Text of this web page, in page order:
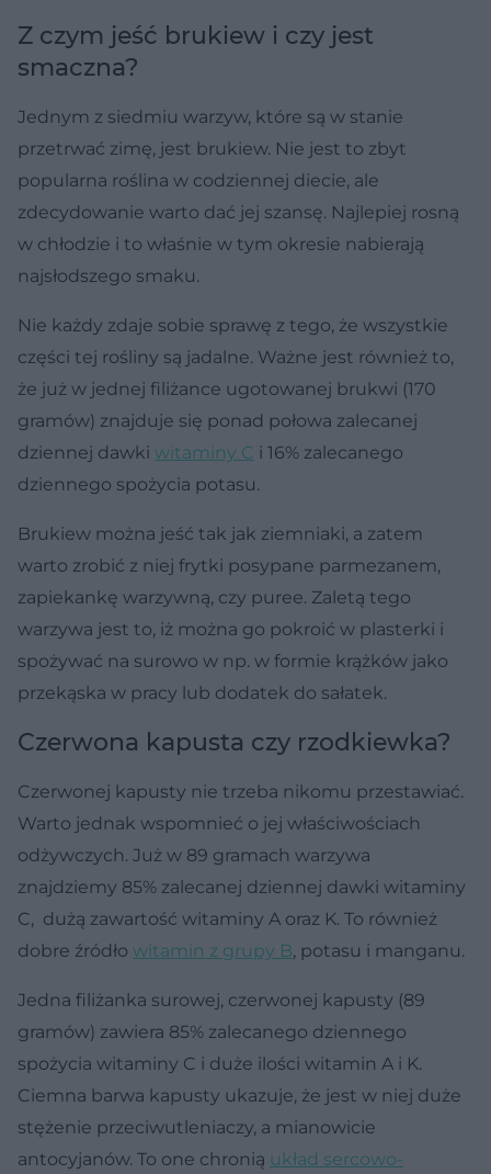
Z czym jeść brukiew i czy jest
smaczna?
Jednym z siedmiu warzyw, które są w stanie
przetrwać zimę, jest brukiew. Nie jest to zbyt
popularna roślina w codziennej diecie, ale
zdecydowanie warto dać jej szansę. Najlepiej rosną
w chłodzie i to właśnie w tym okresie nabierają
najsłodszego smaku.
Nie każdy zdaje sobie sprawę z tego, że wszystkie
części tej rośliny są jadalne. Ważne jest również to,
że już w jednej filiżance ugotowanej brukwi (170
gramów) znajduje się ponad połowa zalecanej
dziennej dawki witaminy C i 16% zalecanego
dziennego spożycia potasu.
Brukiew można jeść tak jak ziemniaki, a zatem
warto zrobić z niej frytki posypane parmezanem,
zapiekankę warzywną, czy puree. Zaletą tego
warzywa jest to, iż można go pokroić w plasterki i
spożywać na surowo w np. w formie krążków jako
przekąska w pracy lub dodatek do sałatek.
Czerwona kapusta czy rzodkiewka?
Czerwonej kapusty nie trzeba nikomu przestawiać.
Warto jednak wspomnieć o jej właściwościach
odżywczych. Już w 89 gramach warzywa
znajdziemy 85% zalecanej dziennej dawki witaminy
C, dużą zawartość witaminy A oraz K. To również
dobre źródło witamin z grupy B, potasu i manganu.
Jedna filiżanka surowej, czerwonej kapusty (89
gramów) zawiera 85% zalecanego dziennego
spożycia witaminy C i duże ilości witamin A i K.
Ciemna barwa kapusty ukazuje, że jest w niej duże
stężenie przeciwutleniaczy, a mianowicie
antocyjanów. To one chronią układ sercowo-